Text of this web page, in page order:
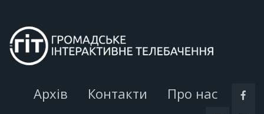
Архів Контакти Про нас